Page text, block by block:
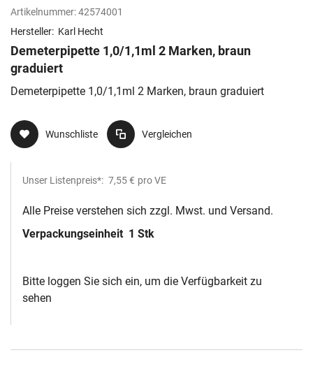
Artikelnummer:42574001
Hersteller: Karl Hecht
Demeterpipette 1,0/1,1ml 2 Marken, braun
graduiert
Demeterpipette 1,0/1,1ml 2 Marken, braun graduiert
Wunschliste Vergleichen
Unser Listenpreis*: 7,55 € pro VE
Alle Preise verstehen sich zzgl. Mwst. und Versand.
Verpackungseinheit 1 Stk
Bitte loggen Sie sich ein, um die Verfügbarkeit zu
sehen